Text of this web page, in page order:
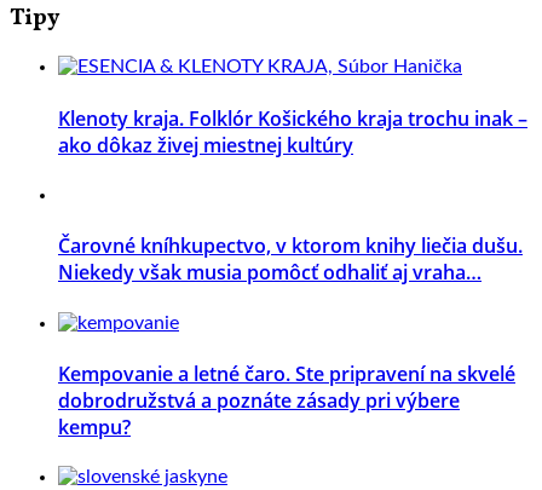
Tipy
Klenoty kraja. Folklór Košického kraja trochu inak –
ako dôkaz živej miestnej kultúry
Čarovné kníhkupectvo, v ktorom knihy liečia dušu.
Niekedy však musia pomôcť odhaliť aj vraha…
Kempovanie a letné čaro. Ste pripravení na skvelé
dobrodružstvá a poznáte zásady pri výbere
kempu?